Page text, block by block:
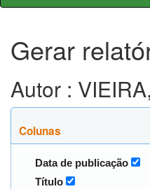
Gerar
Autor :
Colunas
Data de publicação
Título